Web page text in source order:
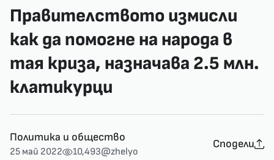
Правителството измисли
как да помогне на народа в
тая криза, назначава 2.5 млн.
клатикурци
Политика и общество
25 май 2022 10,493@zhelyo
Сподели